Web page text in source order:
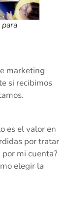
marketing
si recibimos
es el valor en
por tratar
mi cuenta?
elegir la